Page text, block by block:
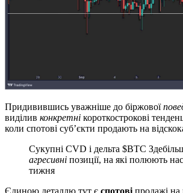
Придивившись уважніше до біржової
виділив конкретні короткострокові
коли спотові суб’єкти продають на
Сукупні CVD і дельта $BTC
агресивні позиції, на які полюють
тижня